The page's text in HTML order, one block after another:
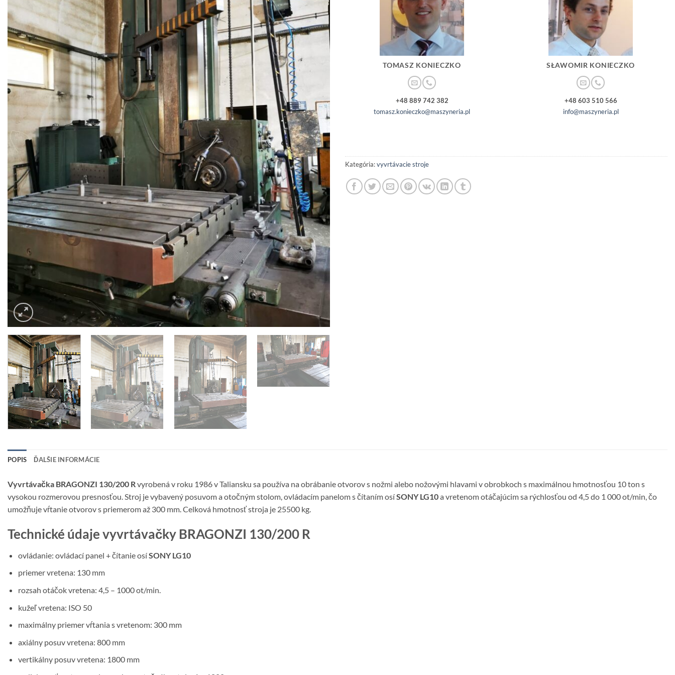
TOMASZ KONIECZKO
+48 889 742 382
tomasz.konieczko@maszyneria.pl
SŁAWOMIR KONIECZKO
+48 603 510 566
info@maszyneria.pl
Kategória:vyvrtávacie stroje
POPIS ĎALŠIE INFORMÁCIE
Vyvrtávačka BRAGONZI 130/200 Rvyrobená v roku 1986 v Taliansku sa používa na obrábanie otvorov s nožmi alebo nožovými hlavami v obrobkoch s maximálnou hmotnosťou 10 ton s
vysokou rozmerovou presnosťou. Stroj je vybavený posuvom a otočným stolom, ovládacím panelom s čítaním osíSONY LG10a vretenom otáčajúcim sa rýchlosťou od 4,5 do 1 000 ot/min, čo
umožňuje vŕtanie otvorov s priemerom až 300 mm. Celková hmotnosť stroja je 25500 kg.
Technické údaje vyvrtávačky BRAGONZI 130/200 R
ovládanie: ovládací panel + čítanie osíSONY LG10
priemer vretena: 130 mm
rozsah otáčok vretena: 4,5 – 1000 ot/min.
kužeľ vretena: ISO 50
maximálny priemer vŕtania s vretenom: 300 mm
axiálny posuv vretena: 800 mm
vertikálny posuv vretena: 1800 mm